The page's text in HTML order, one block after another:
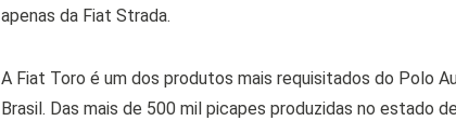
apenas da Fiat Strada.
A Fiat Toro é um dos produtos mais requisitados do Polo
Brasil. Das mais de 500 mil picapes produzidas no estado